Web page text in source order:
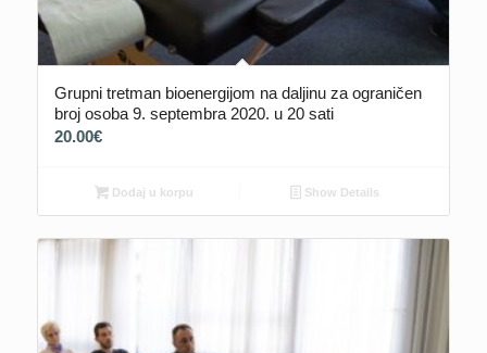
Grupni tretman bioenergijom na daljinu za ograničen
broj osoba 9. septembra 2020. u 20 sati
20.00€
Dodaj u korpu Show Details